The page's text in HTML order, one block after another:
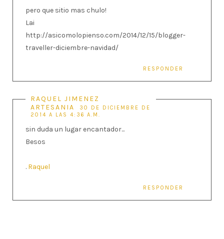
pero que sitio mas chulo!
Lai
http://asicomolopienso.com/2014/12/15/blogger-
traveller-diciembre-navidad/
RESPONDER
RAQUEL JIMENEZ
ARTESANIA
30 DE DICIEMBRE DE
2014 A LAS 4:36 A.M.
sin duda un lugar encantador...
Besos
. Raquel
RESPONDER